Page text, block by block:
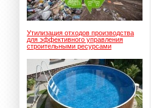
Утилизация отходов производства
для эффективного управления
строительными ресурсами